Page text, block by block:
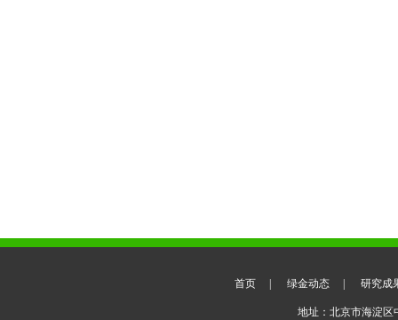
首页 |绿金动态 |研究成
地址：北京市海淀区